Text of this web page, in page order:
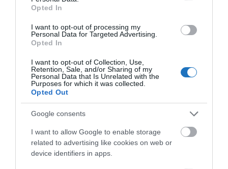
Opted In
I want to opt-out of processing my
Personal Data for Targeted Advertising.
Opted In
I want to opt-out of Collection, Use,
Retention, Sale, and/or Sharing of my
Personal Data that Is Unrelated with the
Purposes for which it was collected.
Opted Out
Google consents
I want to allow Google to enable storage
related to advertising like cookies on web or
device identifiers in apps.
GYÓGYFÜRDŐ HÍREK
HETI BÖLCSESSÉG
"Az ember, aki a tengert nézi, szerelemtől
sújtott gyerek." Jean-Michel Maulpoix